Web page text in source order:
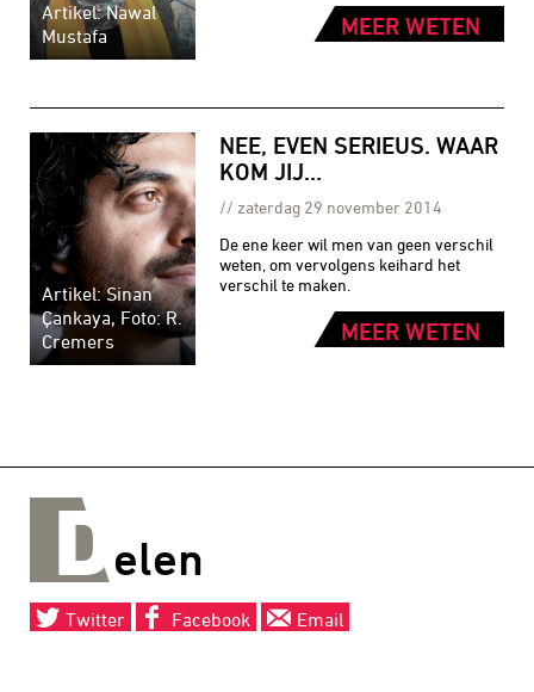
Artikel: Nawal
Mustafa
MEER WETEN
Artikel: Sinan
Çankaya, Foto: R.
Cremers
NEE, EVEN SERIEUS. WAAR
KOM JIJ…
zaterdag 29 november 2014
De ene keer wil men van geen verschil
weten, om vervolgens keihard het
verschil te maken.
MEER WETEN
Delen
Twitter Facebook Email